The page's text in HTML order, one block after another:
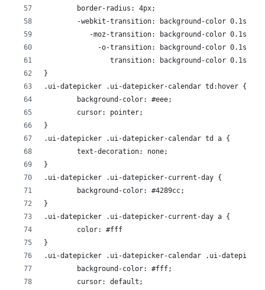
	border-radius: 4px;
-webkit-transition: background-color 0.1s
-moz-transition: background-color 0.1s
-o-transition: background-color 0.1s
transition: background-color 0.1s
}
.ui-datepicker .ui-datepicker-calendar td:hover {
	background-color: #eee;
	cursor: pointer;
}
.ui-datepicker .ui-datepicker-calendar td a {
	text-decoration: none;
}
.ui-datepicker .ui-datepicker-current-day {
	background-color: #4289cc;
}
.ui-datepicker .ui-datepicker-current-day a {
	color: #fff
}
.ui-datepicker .ui-datepicker-calendar .ui-
	background-color: #fff;
	cursor: default;